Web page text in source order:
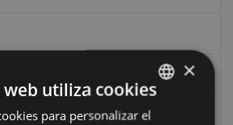
de la Guerra CivilBASQUE
×
web utiliza cookies
para personalizar el